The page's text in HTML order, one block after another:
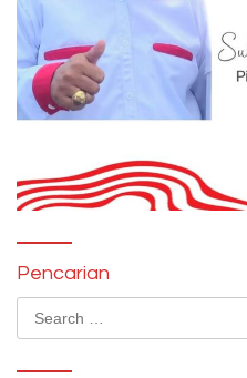
Pencarian
Search
for: